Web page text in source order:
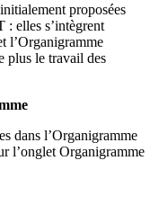
proposées
elles s’intègrent
l’Organigramme
plus le travail des
dans l’Organigramme
l’onglet Organigramme